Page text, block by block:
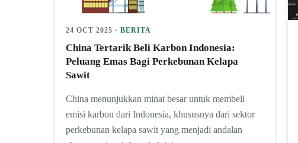
24 OCT 2025 · BERITA
China Tertarik Beli Karbon Indonesia:
Peluang Emas Bagi Perkebunan Kelapa
Sawit
China menunjukkan minat besar untuk membeli
emisi karbon dari Indonesia, khususnya dari sektor
perkebunan kelapa sawit yang menjadi andalan